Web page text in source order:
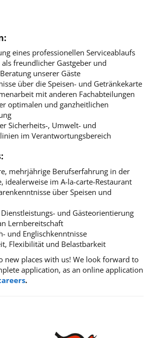
eines professionellen Serviceablaufs
freundlicher Gastgeber und
unserer Gäste
über die Speisen- und Getränkekarte
mit anderen Fachabteilungen
optimalen und ganzheitlichen
Sicherheits-, Umwelt- und
im Verantwortungsbereich
mehrjährige Berufserfahrung in der
idealerweise im A-la-carte-Restaurant
über Speisen und
und Gästeorientierung
Lernbereitschaft
und Englischkenntnisse
Flexibilität und Belastbarkeit
new places with us! We look forward to
application, as an online application
.